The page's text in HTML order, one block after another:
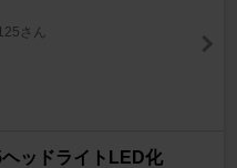
さん
ッドライトLED化